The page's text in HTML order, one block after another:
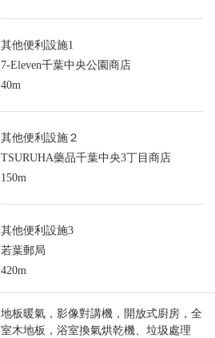
其他便利設施1
7-Eleven千葉中央公園商店
40m
其他便利設施２
TSURUHA藥品千葉中央3丁目商店
150m
其他便利設施3
若葉郵局
420m
地板暖氣，影像對講機，開放式廚房，全
室木地板，浴室換氣烘乾機、垃圾處理